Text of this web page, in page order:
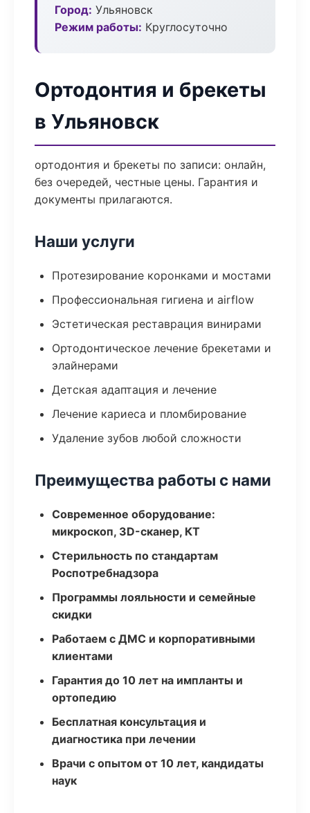
Город: Ульяновск
Режим работы: Круглосуточно
Ортодонтия и брекеты
в Ульяновск
ортодонтия и брекеты по записи: онлайн,
без очередей, честные цены. Гарантия и
документы прилагаются.
Наши услуги
Протезирование коронками и мостами
Профессиональная гигиена и airflow
Эстетическая реставрация винирами
Ортодонтическое лечение брекетами и
элайнерами
Детская адаптация и лечение
Лечение кариеса и пломбирование
Удаление зубов любой сложности
Преимущества работы с нами
Современное оборудование:
микроскоп, 3D-сканер, КТ
Стерильность по стандартам
Роспотребнадзора
Программы лояльности и семейные
скидки
Работаем с ДМС и корпоративными
клиентами
Гарантия до 10 лет на импланты и
ортопедию
Бесплатная консультация и
диагностика при лечении
Врачи с опытом от 10 лет, кандидаты
наук